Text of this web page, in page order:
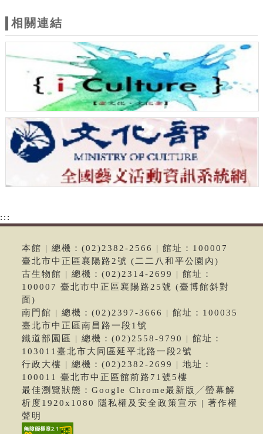
相關連結
:::
本館 | 總機：(02)2382-2566 | 館址：100007
臺北市中正區襄陽路2號 (二二八和平公園內)
古生物館 | 總機：(02)2314-2699 | 館址：
100007 臺北市中正區襄陽路25號 (臺博館斜對
面)
南門館 | 總機：(02)2397-3666 | 館址：100035
臺北市中正區南昌路一段1號
鐵道部園區 | 總機：(02)2558-9790 | 館址：
103011臺北市大同區延平北路一段2號
行政大樓 | 總機：(02)2382-2699 | 地址：
100011 臺北市中正區館前路71號5樓
最佳瀏覽狀態：Google Chrome最新版╱螢幕解
析度1920x1080 隱私權及安全政策宣示 | 著作權
聲明